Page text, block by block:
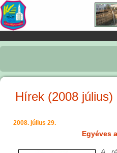
Hírek (2008 július)
2008. július 29.
Egyéves